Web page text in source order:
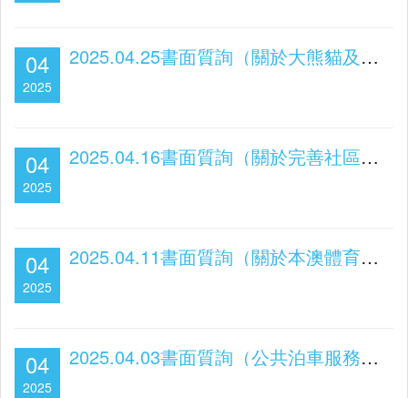
04
2025
2025.04.25書面質詢（關於大熊貓及路氹旅遊資源發展）
04
2025
2025.04.16書面質詢（關於完善社區文創IP周邊配套）
04
2025
2025.04.11書面質詢（關於本澳體育場地及設施發展）
04
2025
2025.04.03書面質詢（公共泊車服務的未來發展）